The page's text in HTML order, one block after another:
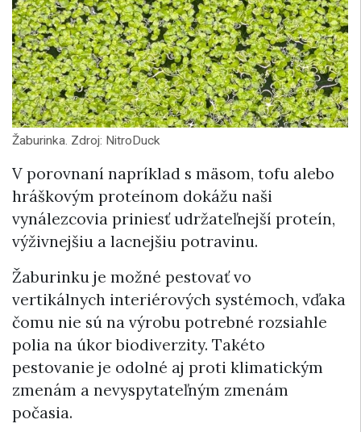
Žaburinka. Zdroj: NitroDuck
V porovnaní napríklad s mäsom, tofu alebo
hráškovým proteínom dokážu naši
vynálezcovia priniesť udržateľnejší proteín,
výživnejšiu a lacnejšiu potravinu.
Žaburinku je možné pestovať vo
vertikálnych interiérových systémoch, vďaka
čomu nie sú na výrobu potrebné rozsiahle
polia na úkor biodiverzity. Takéto
pestovanie je odolné aj proti klimatickým
zmenám a nevyspytateľným zmenám
počasia.